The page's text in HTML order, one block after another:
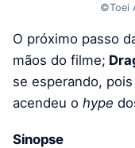
©Toei
O próximo passo
mãos do filme;
se esperando,
acendeu o hype
Sinopse